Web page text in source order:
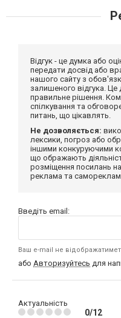
Відгук - це думка або
передати досвід або
нашого сайту з
залишеного відгука.
правильне рішення.
спілкування та
питань, що цікавлять.
Не дозволяється:
лексики, погроз або
іншими конкуруючими
що ображають
розміщення посилань
реклама та
Введіть email:
Ваш e-mail не
або Авторизуйтесь для
Актуальність
0/12